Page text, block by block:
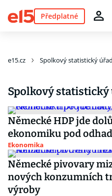
Předplatné
e15.cz Spolkový statistický úřad
Spolkový statistický
Německé HDP jde
ekonomiku pod
Ekonomika
Německé pivovary
nových konzumních
výroby